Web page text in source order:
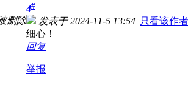
删除
4#
发表于 2024-11-5 13:54 |只看该作者
细心！
回复
举报